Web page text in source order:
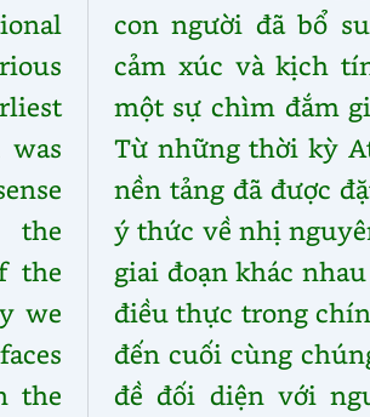
was
the
the
we
the
con người đã bổ
cảm xúc và kịch
một sự chìm đắm
Từ những thời kỳ
nền tảng đã được
ý thức về nhị
giai đoạn khác
điều thực trong
đến cuối cùng
đề đối diện với